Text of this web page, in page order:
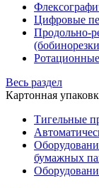
Цифровые
Продольно-
Весь раздел
Картонная
Тигельные
бумажных